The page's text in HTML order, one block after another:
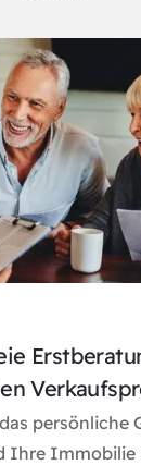
persönliche
Ihre Immobilie